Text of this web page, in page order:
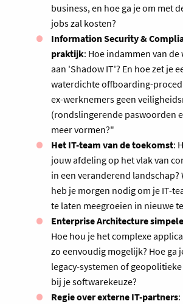
business, en hoe ga je om met
jobs zal kosten?
Information Security &
praktijk: Hoe indammen van
aan 'Shadow IT'? En hoe zet je
waterdichte offboarding-
ex-werknemers geen
(rondslingerende paswoorden
meer vormen?"
Het IT-team van de toekomst:
jouw afdeling op het vlak van
in een veranderend landschap?
heb je morgen nodig om je IT-
te laten meegroeien in nieuwe
Enterprise Architecture
Hoe hou je het complexe
zo eenvoudig mogelijk? Hoe ga
legacy-systemen of
bij je softwarekeuze?
Regie over externe IT-partners